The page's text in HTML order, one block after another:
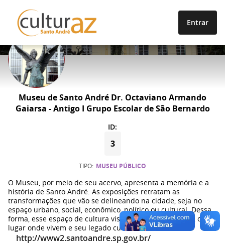
Entrar
ESPAÇOS
Museu de Santo André Dr. Octaviano Armando
Gaiarsa - Antigo I Grupo Escolar de São Bernardo
ID:
3
TIPO MUSEU PÚBLICO
O Museu, por meio de seu acervo, apresenta a memória e a
história de Santo André. As exposições retratam as
transformações que vão se delineando na cidade, seja no
espaço urbano, social, econômico, político ou cultural. Dessa
forma, esse espaço de cultura visa valorizar as pessoas, o
lugar onde vivem e seu legado cultural.
http://www2.santoandre.sp.gov.br/